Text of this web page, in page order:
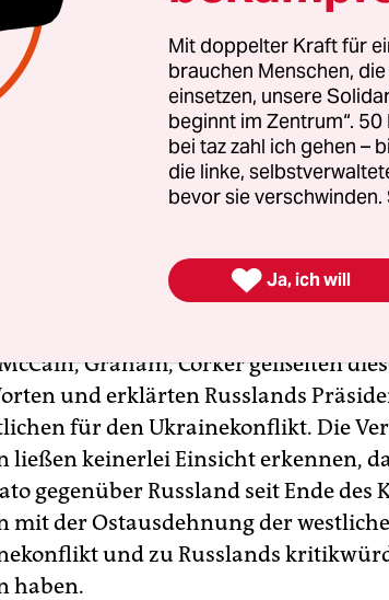
zu? Und wenn ja,
diese vermeintlich bedrohliche
bei der dreitägigen
fand kaum statt. Zum die
redeten die führenden Vertreter
Auftritten konfrontativ und
Lawrow und andere russische
Verstöße gegen das
Graham, Corker geißelten
und erklärten Russlands
für den Ukrainekonflikt. Die
ließen keinerlei Einsicht erkennen,
gegenüber Russland seit Ende des
mit der Ostausdehnung der
und zu Russlands
haben.
Mit doppelter Kraft für
brauchen Menschen,
einsetzen, unsere
beginnt im Zentrum“.
bei taz zahl ich gehen –
die linke,
bevor sie verschwinden.
 Ja, ich will